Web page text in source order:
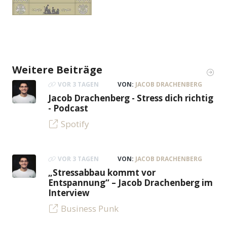
Weitere Beiträge
VOR 3 TAGEN VON: JACOB DRACHENBERG
Jacob Drachenberg - Stress dich richtig
- Podcast
Spotify
VOR 3 TAGEN VON: JACOB DRACHENBERG
„Stressabbau kommt vor
Entspannung“ – Jacob Drachenberg im
Interview
Business Punk